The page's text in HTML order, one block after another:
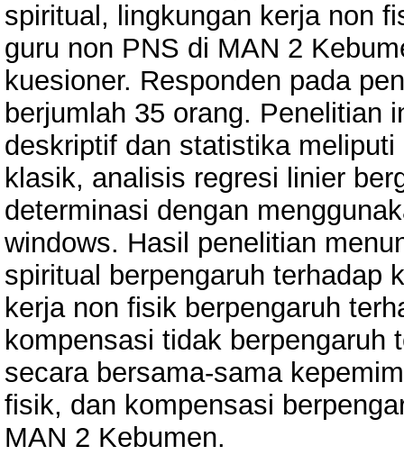
spiritual, lingkungan kerja non
guru non PNS di MAN 2
kuesioner. Responden pada
berjumlah 35 orang. Penelitian
deskriptif dan statistika
klasik, analisis regresi linier
determinasi dengan
windows. Hasil penelitian
spiritual berpengaruh terhadap
kerja non fisik berpengaruh
kompensasi tidak berpengaruh
secara bersama-sama
fisik, dan kompensasi
MAN 2 Kebumen.